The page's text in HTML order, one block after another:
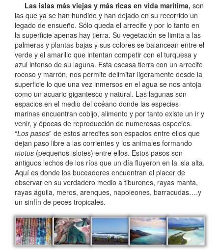
Las islas más viejas y más ricas en vida marítima, son
las que ya se han hundido y han dejado en su recorrido un
legado de ensueño. Sólo queda el arrecife y por lo tanto en
la superficie apenas hay tierra. Su vegetación se limita a las
palmeras y plantas bajas y sus colores se balancean entre el
verde y el amarillo que intentan competir con el turquesa y
azul intenso de su laguna. Esta escasa tierra con un arrecife
rocoso y marrón, nos permite delimitar ligeramente desde la
superficie lo que una vez inmersos en el agua se nos antoja
como un acuario gigantesco y natural. Las lagunas son
espacios en el medio del océano donde las especies
marinas encuentran cobijo, alimento y por tanto existe un ir y
venir, y épocas de reproducción de numerosas especies.
“Los pasos” de estos arrecifes son espacios entre ellos que
dejan paso libre a las corrientes y los animales formando
motus (pequeños islotes) entre ellos. Estos pasos son
antiguos lechos de los ríos que un día fluyeron en la isla alta.
Aquí es donde los buceadores encuentran el placer de
observar en su verdadero medio a tiburones, rayas manta,
rayas águila, meros, arenques, napoleones, barracudas….y
un sinfín de peces tropicales.